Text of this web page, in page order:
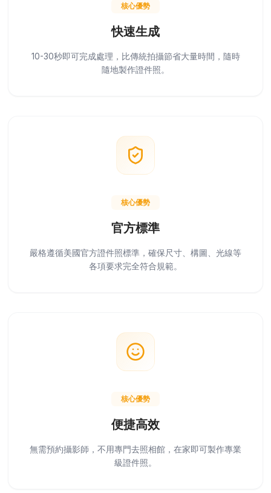
核心優勢
快速生成
10-30秒即可完成處理，比傳統拍攝節省大量時間，隨時
隨地製作證件照。
核心優勢
官方標準
嚴格遵循美國官方證件照標準，確保尺寸、構圖、光線等
各項要求完全符合規範。
核心優勢
便捷高效
無需預約攝影師，不用專門去照相館，在家即可製作專業
級證件照。